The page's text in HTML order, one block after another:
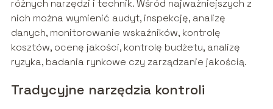
różnych narzędzi i technik. Wśród najważniejszych z
nich można wymienić audyt, inspekcję, analizę
danych, monitorowanie wskaźników, kontrolę
kosztów, ocenę jakości, kontrolę budżetu, analizę
ryzyka, badania rynkowe czy zarządzanie jakością.
Tradycyjne narzędzia kontroli